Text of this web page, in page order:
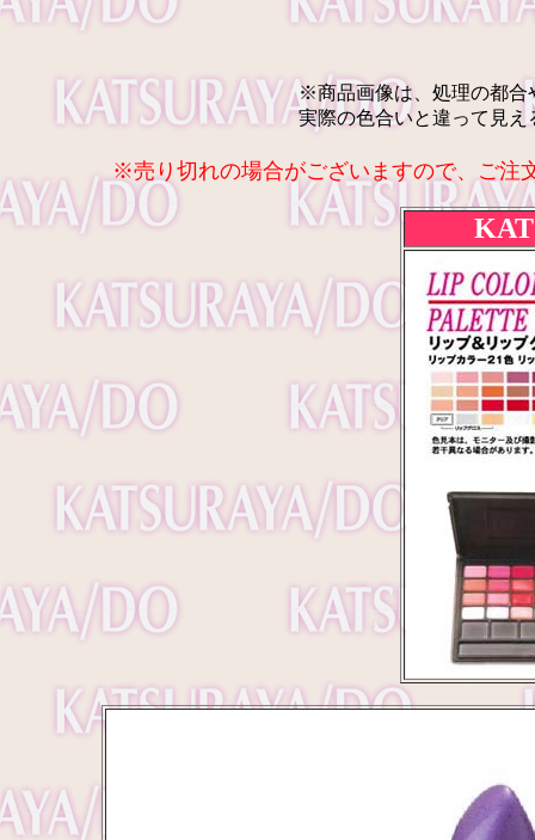
※商品画像は、処理の都合
実際の色合いと違って見
※売り切れの場合がございますので、ご注